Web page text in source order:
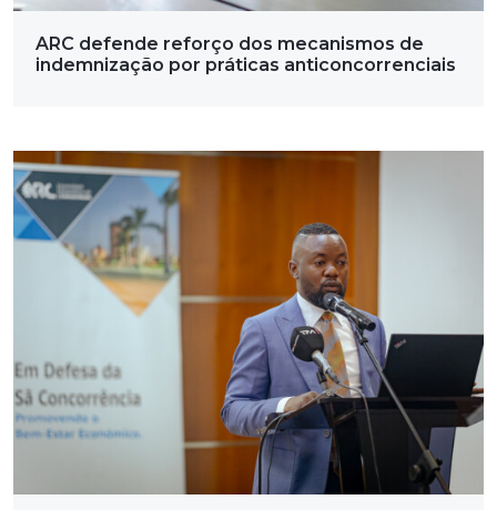
ARC defende reforço dos mecanismos de
indemnização por práticas anticoncorrenciais